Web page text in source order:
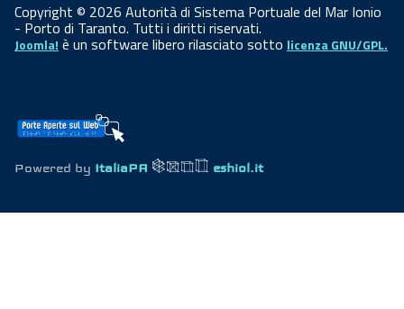
Copyright © 2026 Autorità di Sistema Portuale del Mar Ionio
- Porto di Taranto. Tutti i diritti riservati.
Joomla! è un software libero rilasciato sotto licenza GNU/GPL.
Powered by ItaliaPA eshiol.it